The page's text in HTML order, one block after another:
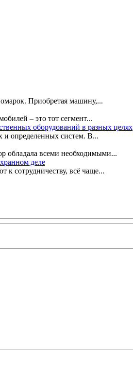
Приобретая машину,...
– это тот сегмент...
оборудований в разных целях
и определенных систем. В...
обладала всеми необходимыми...
деле
сотрудничеству, всё чаще...